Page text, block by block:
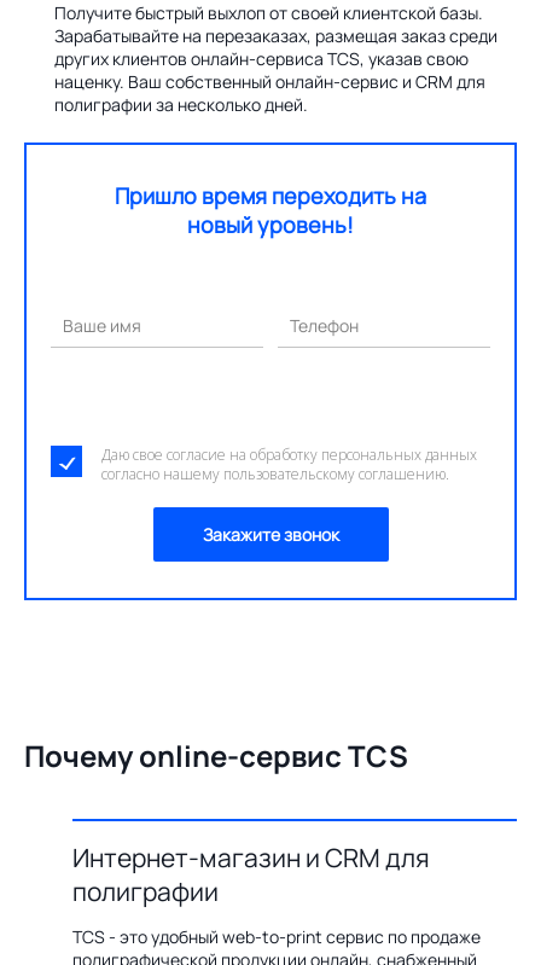
Получите быстрый выхлоп от своей клиентской базы.
Зарабатывайте на перезаказах, размещая заказ среди
других клиентов онлайн-сервиса TCS, указав свою
наценку. Ваш собственный онлайн-сервис и CRM для
полиграфии за несколько дней.
Пришло время переходить на
новый уровень!
Ваше имя Телефон
Даю свое согласие на обработку персональных данных
согласно нашему пользовательскому соглашению.
Закажите звонок
Почему online-сервис TCS
Интернет-магазин и CRM для
полиграфии
TCS - это удобный web-to-print сервис по продаже
полиграфической продукции онлайн, снабженный